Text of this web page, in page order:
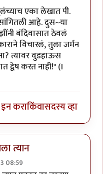
एका लेखात पी.
आहे. दुस~या
बंदिवासात ठेवलं
विचारलं, तुला जर्मन
त्यावर वुडहाऊस
द्वेष करत नाही!" (I
कराकिंवासदस्य व्हा
त्यान
08:59